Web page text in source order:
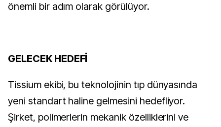
önemli bir adım olarak görülüyor.
GELECEK HEDEFİ
Tissium ekibi, bu teknolojinin tıp dünyasında
yeni standart haline gelmesini hedefliyor.
Şirket, polimerlerin mekanik özelliklerini ve